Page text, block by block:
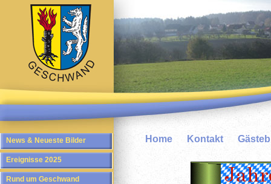
News & Neueste Bilder
Ereignisse 2025
Rund um Geschwand
Home Kontakt